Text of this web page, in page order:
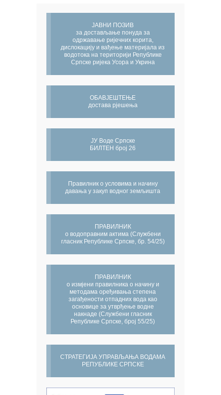
ЈАВНИ ПОЗИВ
за достављање понуда за
одржавање ријечних корита,
дислокацију и вађење материјала из
водотока на територији Републике
Српске ријека Усора и Укрина
ОБАВЈЕШТЕЊЕ
достава рјешења
ЈУ Воде Српске
БИЛТЕН број 26
Правилник о условима и начину
давања у закуп водног земљишта
ПРАВИЛНИК
о водоправним актима (Службени
гласник Републике Српске, бр. 54/25)
ПРАВИЛНИК
о измјени правилника о начину и
методама оређивања степена
загађености отпадних вода као
основице за утврђење водне
накнаде (Службени гласник
Републике Српске, број 55/25)
СТРАТЕГИЈА УПРАВЉАЊА ВОДАМА
РЕПУБЛИКЕ СРПСКЕ